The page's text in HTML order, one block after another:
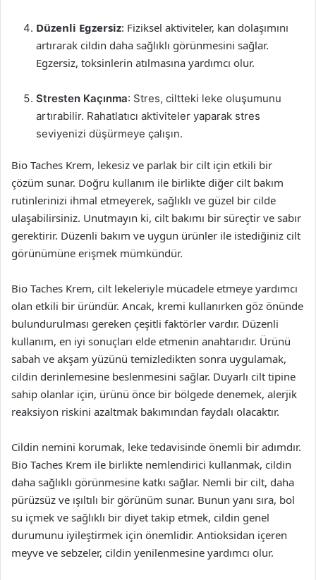
Düzenli Egzersiz: Fiziksel aktiviteler, kan dolaşımını
artırarak cildin daha sağlıklı görünmesini sağlar.
Egzersiz, toksinlerin atılmasına yardımcı olur.
Stresten Kaçınma: Stres, ciltteki leke oluşumunu
artırabilir. Rahatlatıcı aktiviteler yaparak stres
seviyenizi düşürmeye çalışın.
Bio Taches Krem, lekesiz ve parlak bir cilt için etkili bir
çözüm sunar. Doğru kullanım ile birlikte diğer cilt bakım
rutinlerinizi ihmal etmeyerek, sağlıklı ve güzel bir cilde
ulaşabilirsiniz. Unutmayın ki, cilt bakımı bir süreçtir ve sabır
gerektirir. Düzenli bakım ve uygun ürünler ile istediğiniz cilt
görünümüne erişmek mümkündür.
Bio Taches Krem, cilt lekeleriyle mücadele etmeye yardımcı
olan etkili bir üründür. Ancak, kremi kullanırken göz önünde
bulundurulması gereken çeşitli faktörler vardır. Düzenli
kullanım, en iyi sonuçları elde etmenin anahtarıdır. Ürünü
sabah ve akşam yüzünü temizledikten sonra uygulamak,
cildin derinlemesine beslenmesini sağlar. Duyarlı cilt tipine
sahip olanlar için, ürünü önce bir bölgede denemek, alerjik
reaksiyon riskini azaltmak bakımından faydalı olacaktır.
Cildin nemini korumak, leke tedavisinde önemli bir adımdır.
Bio Taches Krem ile birlikte nemlendirici kullanmak, cildin
daha sağlıklı görünmesine katkı sağlar. Nemli bir cilt, daha
pürüzsüz ve ışıltılı bir görünüm sunar. Bunun yanı sıra, bol
su içmek ve sağlıklı bir diyet takip etmek, cildin genel
durumunu iyileştirmek için önemlidir. Antioksidan içeren
meyve ve sebzeler, cildin yenilenmesine yardımcı olur.